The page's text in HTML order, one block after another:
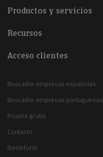
Productos y servicios
Recursos
Acceso clientes
Buscador empresas españolas
Buscador empresas portuguesas
Prueba gratis
Contacto
Iberinform